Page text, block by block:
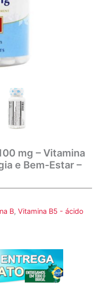
mg – Vitamina
e Bem-Estar –
B, Vitamina B5 - ácido